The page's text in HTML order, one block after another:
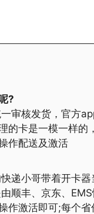
?
审核发货，官方
的卡是一模一样的
作配送及激活
递小哥带着开卡
顺丰、京东、
作激活即可;每个省